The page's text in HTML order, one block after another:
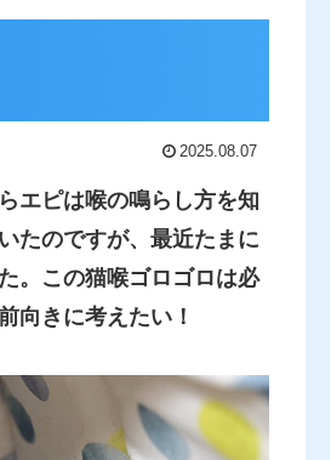
2025.08.07
エピは喉の鳴らし方を知
たのですが、最近たまに
。この猫喉ゴロゴロは必
向きに考えたい！